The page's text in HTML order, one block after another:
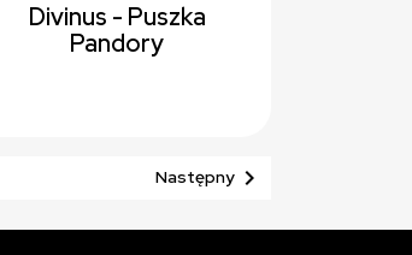
Divinus - Puszka
Pandory
Następny